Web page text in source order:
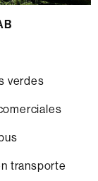
verdes
transporte